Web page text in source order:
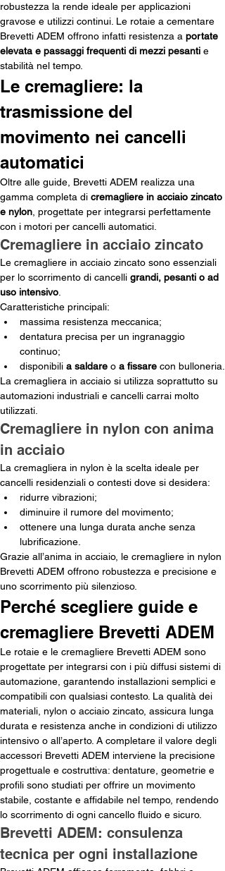
robustezza la rende ideale per applicazioni
gravose e utilizzi continui. Le rotaie a cementare
Brevetti ADEM offrono infatti resistenza a portate
elevata e passaggi frequenti di mezzi pesanti e
stabilità nel tempo.
Le cremagliere: la
trasmissione del
movimento nei cancelli
automatici
Oltre alle guide, Brevetti ADEM realizza una
gamma completa di cremagliere in acciaio zincato
e nylon , progettate per integrarsi perfettamente
con i motori per cancelli automatici.
Cremagliere in acciaio zincato
Le cremagliere in acciaio zincato sono essenziali
per lo scorrimento di cancelli grandi, pesanti o ad
uso intensivo
Caratteristiche principali:
massima resistenza meccanica;
dentatura precisa per un ingranaggio
continuo;
disponibili a saldare o a fissare con bulloneria.
La cremagliera in acciaio si utilizza soprattutto su
automazioni industriali e cancelli carrai molto
utilizzati.
Cremagliere in nylon con anima
in acciaio
La cremagliera in nylon è la scelta ideale per
cancelli residenziali o contesti dove si desidera:
ridurre vibrazioni;
diminuire il rumore del movimento;
ottenere una lunga durata anche senza
lubrificazione.
Grazie all’anima in acciaio, le cremagliere in nylon
Brevetti ADEM offrono robustezza e precisione e
uno scorrimento più silenzioso.
Perché scegliere guide e
cremagliere Brevetti ADEM
Le rotaie e le cremagliere Brevetti ADEM sono
progettate per integrarsi con i più diffusi sistemi di
automazione, garantendo installazioni semplici e
compatibili con qualsiasi contesto. La qualità dei
materiali, nylon o acciaio zincato, assicura lunga
durata e resistenza anche in condizioni di utilizzo
intensivo o all’aperto. A completare il valore degli
accessori Brevetti ADEM interviene la precisione
progettuale e costruttiva: dentature, geometrie e
profili sono studiati per offrire un movimento
stabile, costante e affidabile nel tempo, rendendo
lo scorrimento di ogni cancello fluido e sicuro.
Brevetti ADEM: consulenza
tecnica per ogni installazione